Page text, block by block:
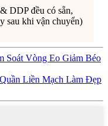
DDP đều có sẵn,
sau khi vận chuyển)
Soát Vòng Eo Giảm Béo
Liền Mạch Làm Đẹp